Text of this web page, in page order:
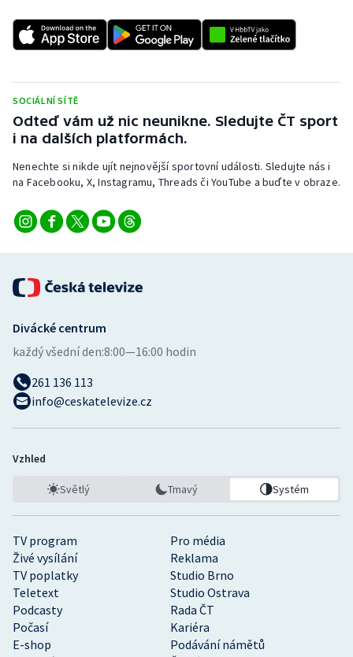
SOCIÁLNÍ SÍTĚ
Odteď vám už nic neunikne. Sledujte ČT sport
i na dalších platformách.
Nenechte si nikde ujít nejnovější sportovní události. Sledujte nás i
na Facebooku, X, Instagramu, Threads či YouTube a buďte v obraze.
TV program
Pro média
Živé vysílání
Reklama
TV poplatky
Studio Brno
Teletext
Studio Ostrava
Podcasty
Rada ČT
Počasí
Kariéra
E-shop
Podávání námětů
Divácké centrum
každý všední den:8:00—16:00 hodin
261 136 113
info@ceskatelevize.cz
Vzhled
Světlý Tmavý Systém